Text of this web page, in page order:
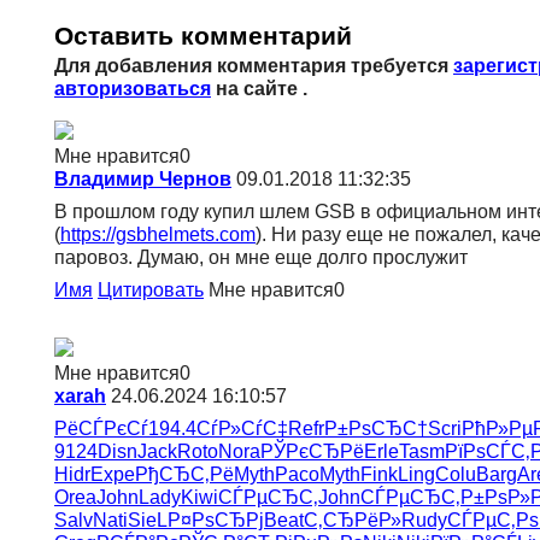
Оставить комментарий
Для добавления комментария требуется
авторизоваться на сайте .
Мне нравится0
Владимир Чернов 09.01.2018 11:32:35
В прошлом году купил шлем GSB в официальном
(https://gsbhelmets.com). Ни разу еще не пожалел,
паровоз. Думаю, он мне еще долго прослужит
Имя Цитировать Мне нравится0
Мне нравится0
xarah 24.06.2024 16:10:57
РёСЃРєСѓ194.4СѓР»СѓС‡RefrР±РѕСЂС†Scri
9124DisnJackRotoNoraРЎРєСЂРёErleTasmРїРѕСЃС‚
HidrExpeРђСЂС‚РёMythPacoMythFinkLingColuBarg
OreaJohn LadyKiwiСЃРµСЂС‚JohnСЃРµСЂС‚
SalvNatiSieLР¤РѕСЂРјBeatС‚СЂРёР»RudyСЃРµС‚Рѕ